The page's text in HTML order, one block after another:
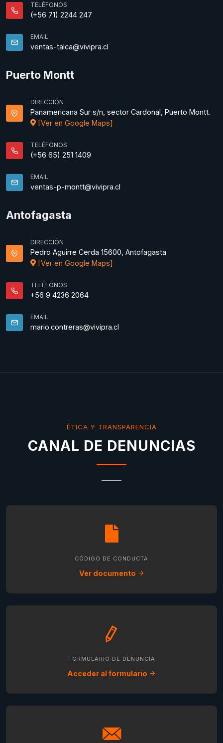
TELÉFONOS
(+56 71) 2244 247
EMAIL
ventas-talca@vivipra.cl
Puerto Montt
DIRECCIÓN
Panamericana Sur s/n, sector Cardonal, Puerto Montt.
[Ver en Google Maps]
TELÉFONOS
(+56 65) 251 1409
EMAIL
ventas-p-montt@vivipra.cl
Antofagasta
DIRECCIÓN
Pedro Aguirre Cerda 15600, Antofagasta
[Ver en Google Maps]
TELÉFONOS
+56 9 4236 2064
EMAIL
mario.contreras@vivipra.cl
ÉTICA Y TRANSPARENCIA
CANAL DE DENUNCIAS
CÓDIGO DE CONDUCTA
Ver documento
FORMULARIO DE DENUNCIA
Acceder al formulario